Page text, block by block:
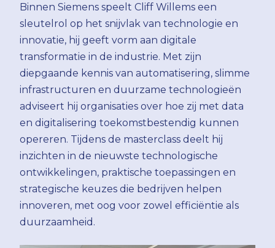
Binnen Siemens speelt Cliff Willems een
sleutelrol op het snijvlak van technologie en
innovatie, hij geeft vorm aan digitale
transformatie in de industrie. Met zijn
diepgaande kennis van automatisering, slimme
infrastructuren en duurzame technologieën
adviseert hij organisaties over hoe zij met data
en digitalisering toekomstbestendig kunnen
opereren. Tijdens de masterclass deelt hij
inzichten in de nieuwste technologische
ontwikkelingen, praktische toepassingen en
strategische keuzes die bedrijven helpen
innoveren, met oog voor zowel efficiëntie als
duurzaamheid.